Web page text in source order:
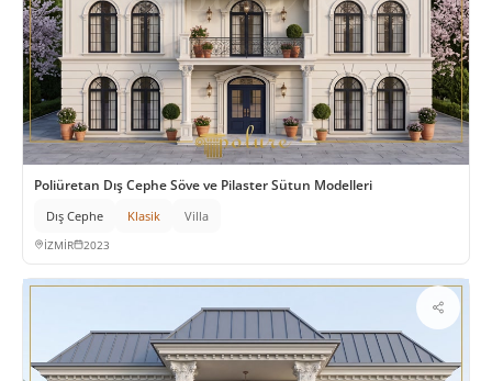
Poliüretan Dış Cephe Söve ve Pilaster Sütun Modelleri
Dış Cephe Klasik Villa
İZMİR 2023